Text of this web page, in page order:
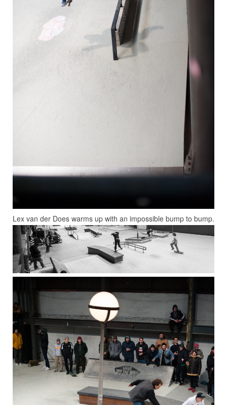
Lex van der Does warms up with an impossible bump to bump.